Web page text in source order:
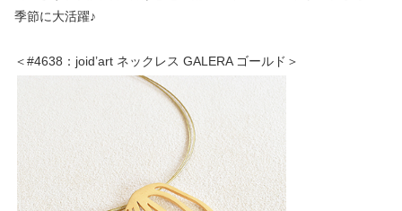
季節に大活躍♪
＜#4638：joid’art ネックレス GALERA ゴールド＞